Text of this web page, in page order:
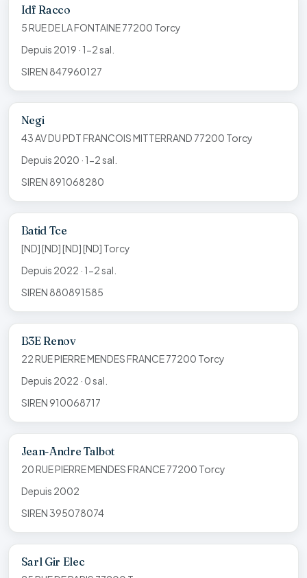
Idf Racco
5 RUE DE LA FONTAINE 77200 Torcy
Depuis 2019 · 1-2 sal.
SIREN 847960127
Negi
43 AV DU PDT FRANCOIS MITTERRAND 77200 Torcy
Depuis 2020 · 1-2 sal.
SIREN 891068280
Batid Tce
[ND] [ND] [ND] [ND] Torcy
Depuis 2022 · 1-2 sal.
SIREN 880891585
B3E Renov
22 RUE PIERRE MENDES FRANCE 77200 Torcy
Depuis 2022 · 0 sal.
SIREN 910068717
Jean-Andre Talbot
20 RUE PIERRE MENDES FRANCE 77200 Torcy
Depuis 2002
SIREN 395078074
Sarl Gir Elec